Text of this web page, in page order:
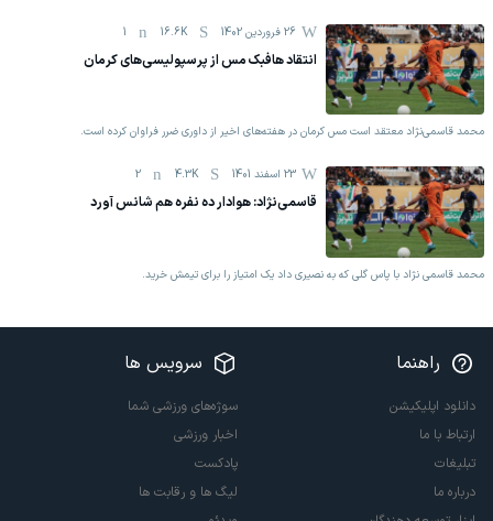
26 فروردين 1402 16.6K
1
انتقاد هافبک مس از پرسپولیسی‌های کرمان
محمد قاسمی‌نژاد معتقد است مس کرمان در هفته‌های اخیر از داوری ضرر فراوان کرده است.
23 اسفند 1401 4.3K
2
قاسمی‌نژاد: هوادار ده نفره هم شانس آورد
محمد قاسمی نژاد با پاس گلی که به نصیری داد یک امتیاز را برای تیمش خرید.
راهنما
دانلود اپلیکیشن
ارتباط با ما
تبلیغات
درباره ما
سرویس ها
سوژه‌های ورزشی شما
اخبار ورزشی
پادکست
لیگ ها و رقابت ها